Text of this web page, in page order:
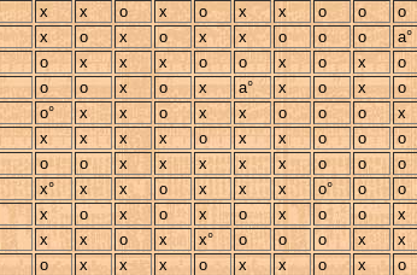
x x o x o x x o o o
x o x o x x o o o a°
o x x x o o x o x o
o o x o x a° x o x o
o° x x o x x o o o x
x x x x o x x o o o
o o x x x x x o o o
x° x x o x x x o° o o
x o x o x o x o o x
x x o x x° o o o x x
o x x x o x x o x o